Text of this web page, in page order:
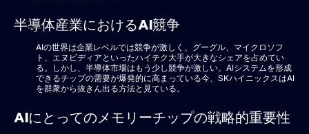
半導体産業におけるAI競争
AIの世界は企業レベルでは競争が激しく、グーグル、マイクロソフ
ト、エヌビディアといったハイテク大手が大きなシェアを占めてい
る。しかし、半導体市場はもう少し競争が激しい。AIシステムを形成
できるチップの需要が爆発的に高まっている今、SKハイニックスはAI
を群衆から抜きん出る方法と見ている。
AIにとってのメモリーチップの戦略的重要性